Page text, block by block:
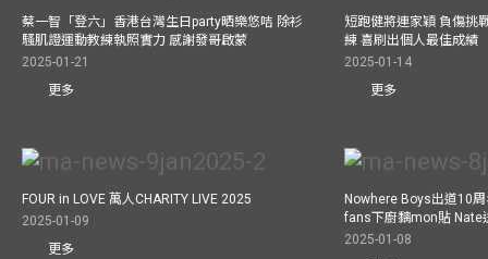
蔡一智「登六」香港台灣生日party晒樂悠咭 除衫
騷肌證運動教練執照實力 感謝發哥啟蒙
2025-01-21
更多
短跑健將連家穎 負傷挑
練 喜刷出個人最佳成績
2025-01-14
更多
FOUR in LOVE 萬人CHARITY LIVE 2025
2025-01-09
更多
Nowhere Boys出道10
fans下廚黐mon貼 Nate
2025-01-08